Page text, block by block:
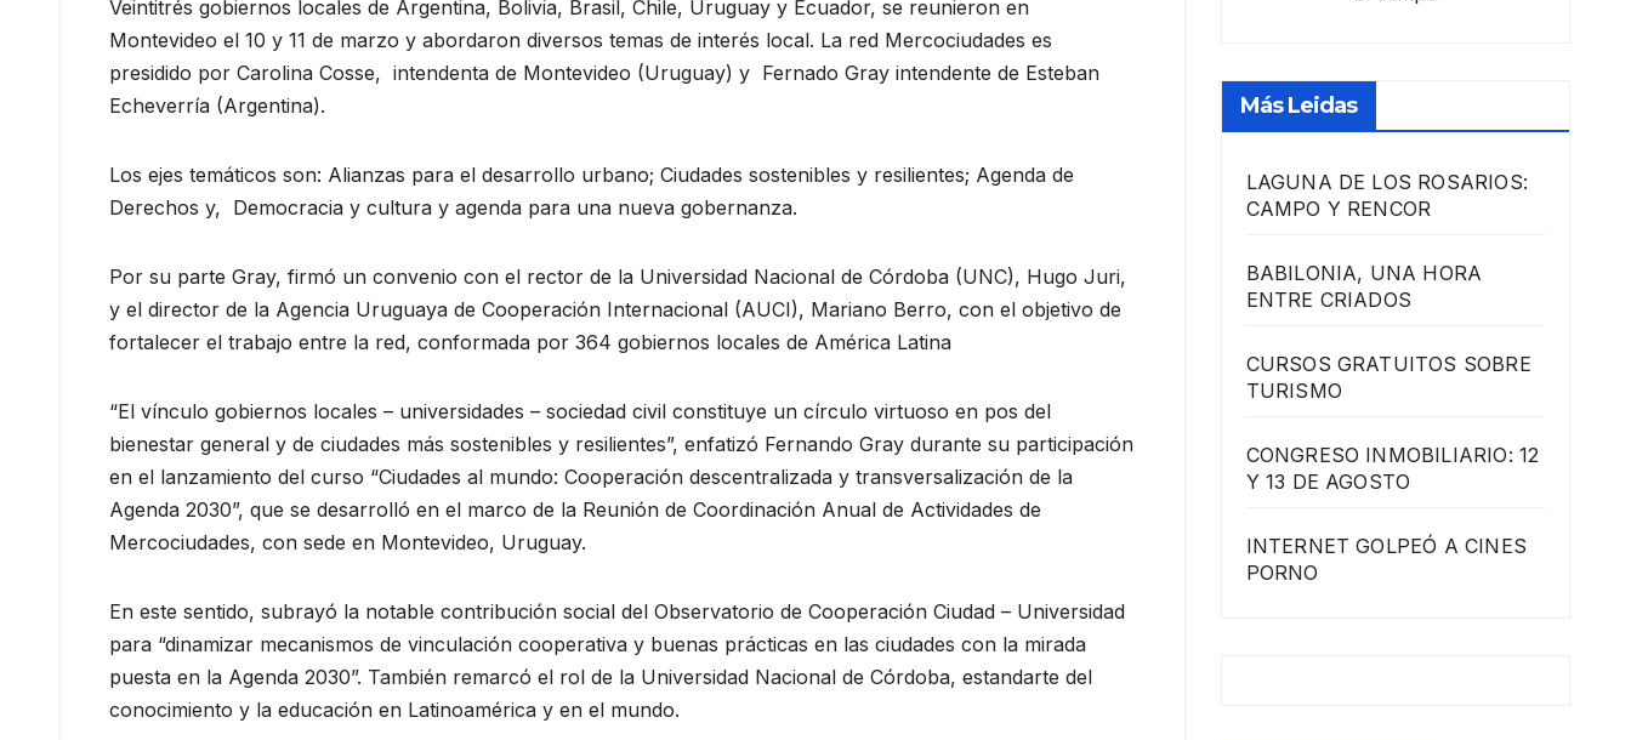
Veintitrés gobiernos locales de Argentina, Bolivia, Brasil, Chile, Uruguay y Ecuador, se reunieron en
Montevideo el 10 y 11 de marzo y abordaron diversos temas de interés local. La red Mercociudades es
presidido por Carolina Cosse, intendenta de Montevideo (Uruguay) y Fernado Gray intendente de Esteban
Echeverría (Argentina).
Los ejes temáticos son: Alianzas para el desarrollo urbano; Ciudades sostenibles y resilientes; Agenda de
Derechos y, Democracia y cultura y agenda para una nueva gobernanza.
Por su parte Gray, firmó un convenio con el rector de la Universidad Nacional de Córdoba (UNC), Hugo Juri,
y el director de la Agencia Uruguaya de Cooperación Internacional (AUCI), Mariano Berro, con el objetivo de
fortalecer el trabajo entre la red, conformada por 364 gobiernos locales de América Latina
“El vínculo gobiernos locales – universidades – sociedad civil constituye un círculo virtuoso en pos del
bienestar general y de ciudades más sostenibles y resilientes”, enfatizó Fernando Gray durante su participación
en el lanzamiento del curso “Ciudades al mundo: Cooperación descentralizada y transversalización de la
Agenda 2030”, que se desarrolló en el marco de la Reunión de Coordinación Anual de Actividades de
Mercociudades, con sede en Montevideo, Uruguay.
En este sentido, subrayó la notable contribución social del Observatorio de Cooperación Ciudad – Universidad
para “dinamizar mecanismos de vinculación cooperativa y buenas prácticas en las ciudades con la mirada
puesta en la Agenda 2030”. También remarcó el rol de la Universidad Nacional de Córdoba, estandarte del
conocimiento y la educación en Latinoamérica y en el mundo.
Más Leidas
LAGUNA DE LOS ROSARIOS:
CAMPO Y RENCOR
BABILONIA, UNA HORA
ENTRE CRIADOS
CURSOS GRATUITOS SOBRE
TURISMO
CONGRESO INMOBILIARIO: 12
Y 13 DE AGOSTO
INTERNET GOLPEÓ A CINES
PORNO